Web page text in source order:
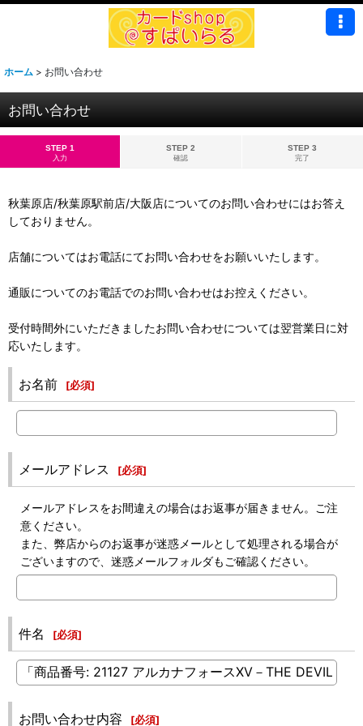
ホーム > お問い合わせ
お問い合わせ
STEP 1
入力
STEP 2
確認
STEP 3
完了
秋葉原店/秋葉原駅前店/大阪店についてのお問い合わせにはお答え
しておりません。
店舗についてはお電話にてお問い合わせをお願いいたします。
通販についてのお電話でのお問い合わせはお控えください。
受付時間外にいただきましたお問い合わせについては翌営業日に対
応いたします。
お名前 [必須]
メールアドレス [必須]
メールアドレスをお間違えの場合はお返事が届きません。ご注
意ください。
また、弊店からのお返事が迷惑メールとして処理される場合が
ございますので、迷惑メールフォルダもご確認ください。
件名 [必須]
お問い合わせ内容 [必須]